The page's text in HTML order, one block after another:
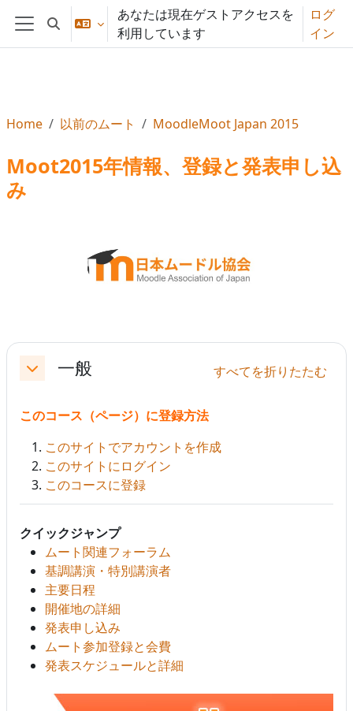
メインコンテンツへスキップする
サイドパネル
検索入力に切り替える
あなたは現在ゲストアクセスを
利用しています
ログ
イン
Home 以前のムート MoodleMoot Japan 2015
Moot2015年情報、登録と発表申し込
み
セクションアウトライン
折りたたむ
一般 すべてを折りたたむ
このコース（ページ）に登録方法
このサイトでアカウントを作成
このサイトにログイン
このコースに登録
クイックジャンプ
ムート関連フォーラム
基調講演・特別講演者
主要日程
開催地の詳細
発表申し込み
ムート参加登録と会費
発表スケジュールと詳細